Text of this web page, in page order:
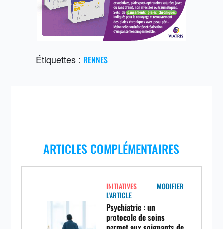
Étiquettes : RENNES
ARTICLES COMPLÉMENTAIRES
INITIATIVES
MODIFIER
L'ARTICLE
Psychiatrie : un
protocole de soins